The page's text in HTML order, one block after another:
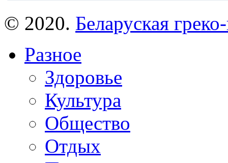
© 2020. Беларуская
Разное
Здоровье
Культура
Общество
Отдых